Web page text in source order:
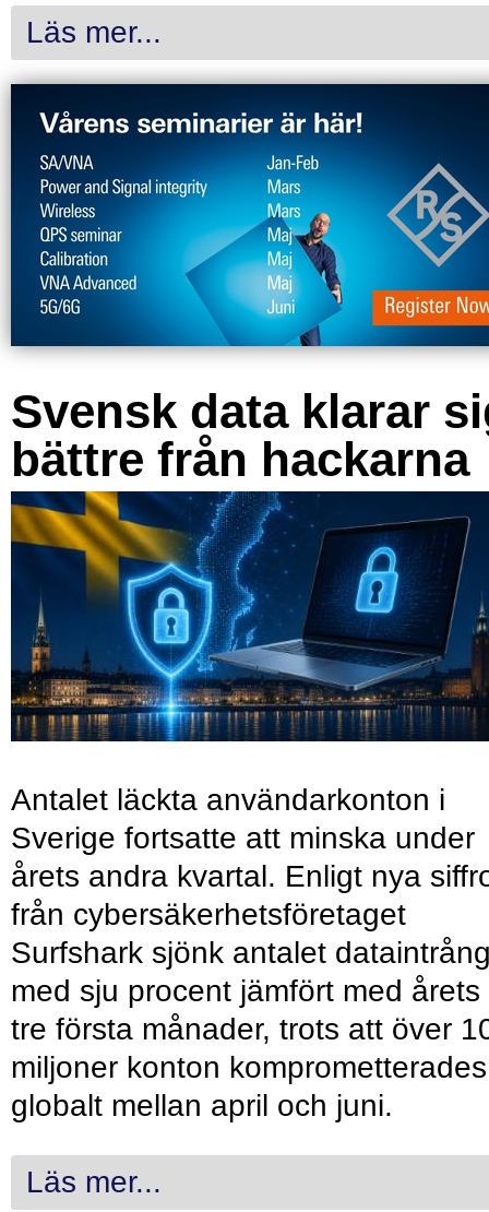
Läs mer...
Svensk data klarar
bättre från hackarna
Antalet läckta användarkonton i
Sverige fortsatte att minska under
årets andra kvartal. Enligt nya
från cybersäkerhetsföretaget
Surfshark sjönk antalet
med sju procent jämfört med årets
tre första månader, trots att över
miljoner konton komprometterades
globalt mellan april och juni.
Läs mer...